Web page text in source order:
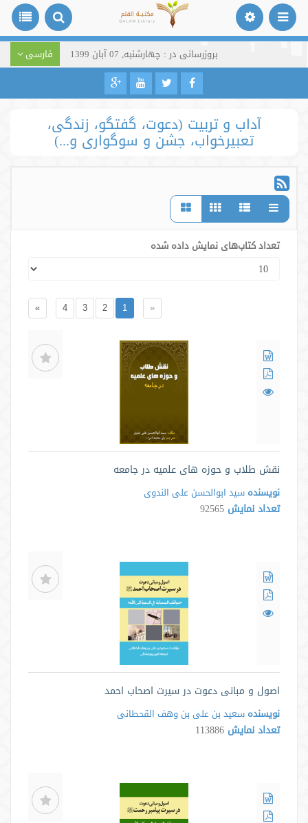
بروزرسانی در : چهارشنبه, 07 آبان 1399 فارسی
آداب و تربیت (دعوت، گفتگو، زندگی،
تعبیرخواب، جشن و سوگواری و...)
تعداد کتاب‌های نمایش داده شده
«
1
2
3
4
»
نقش طلاب و حوزه های علمیه در جامعه
نویسنده سید ابوالحسن علی الندوی
تعداد نمایش 92565
اصول و مبانی دعوت در سیرت اصحاب احمد
نویسنده سعید بن علی بن وهف القحطانی
تعداد نمایش 113886